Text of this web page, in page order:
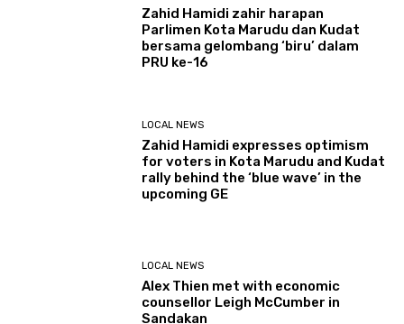
Zahid Hamidi zahir harapan
Parlimen Kota Marudu dan Kudat
bersama gelombang ‘biru’ dalam
PRU ke-16
LOCAL NEWS
Zahid Hamidi expresses optimism
for voters in Kota Marudu and Kudat
rally behind the ‘blue wave’ in the
upcoming GE
LOCAL NEWS
Alex Thien met with economic
counsellor Leigh McCumber in
Sandakan